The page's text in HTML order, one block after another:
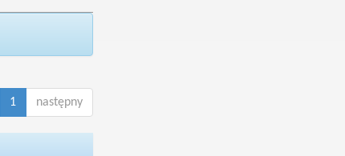
1 następny